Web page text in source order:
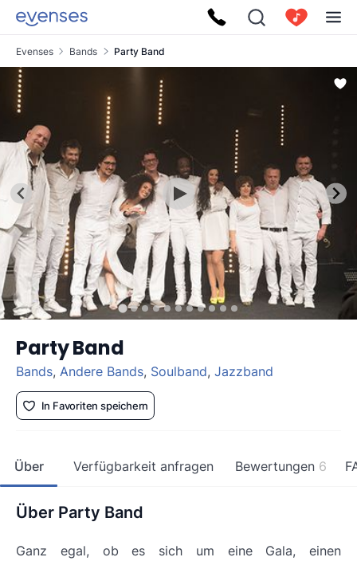
Evenses Bands Party Band
Party Band
Bands, Andere Bands, Soulband, Jazzband
In Favoriten speichern
Über Verfügbarkeit anfragen Bewertungen 6
Über Party Band
Ganz egal, ob es sich um eine Gala, einen